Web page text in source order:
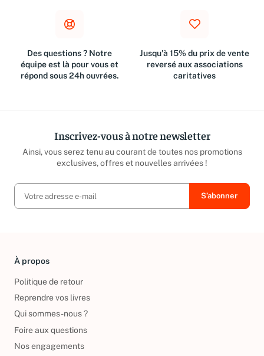
Des questions ? Notre
équipe est là pour vous et
répond sous 24h ouvrées.
Jusqu'à 15% du prix de vente
reversé aux associations
caritatives
Inscrivez-vous à notre newsletter
Ainsi, vous serez tenu au courant de toutes nos promotions
exclusives, offres et nouvelles arrivées !
À propos
Politique de retour
Reprendre vos livres
Qui sommes-nous ?
Foire aux questions
Nos engagements